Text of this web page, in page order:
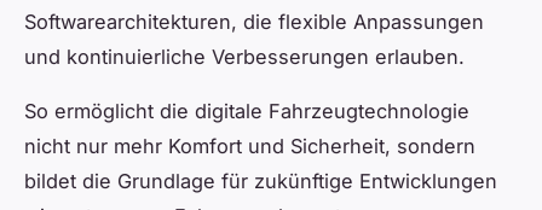
Softwarearchitekturen, die flexible Anpassungen
und kontinuierliche Verbesserungen erlauben.
So ermöglicht die digitale Fahrzeugtechnologie
nicht nur mehr Komfort und Sicherheit, sondern
bildet die Grundlage für zukünftige Entwicklungen